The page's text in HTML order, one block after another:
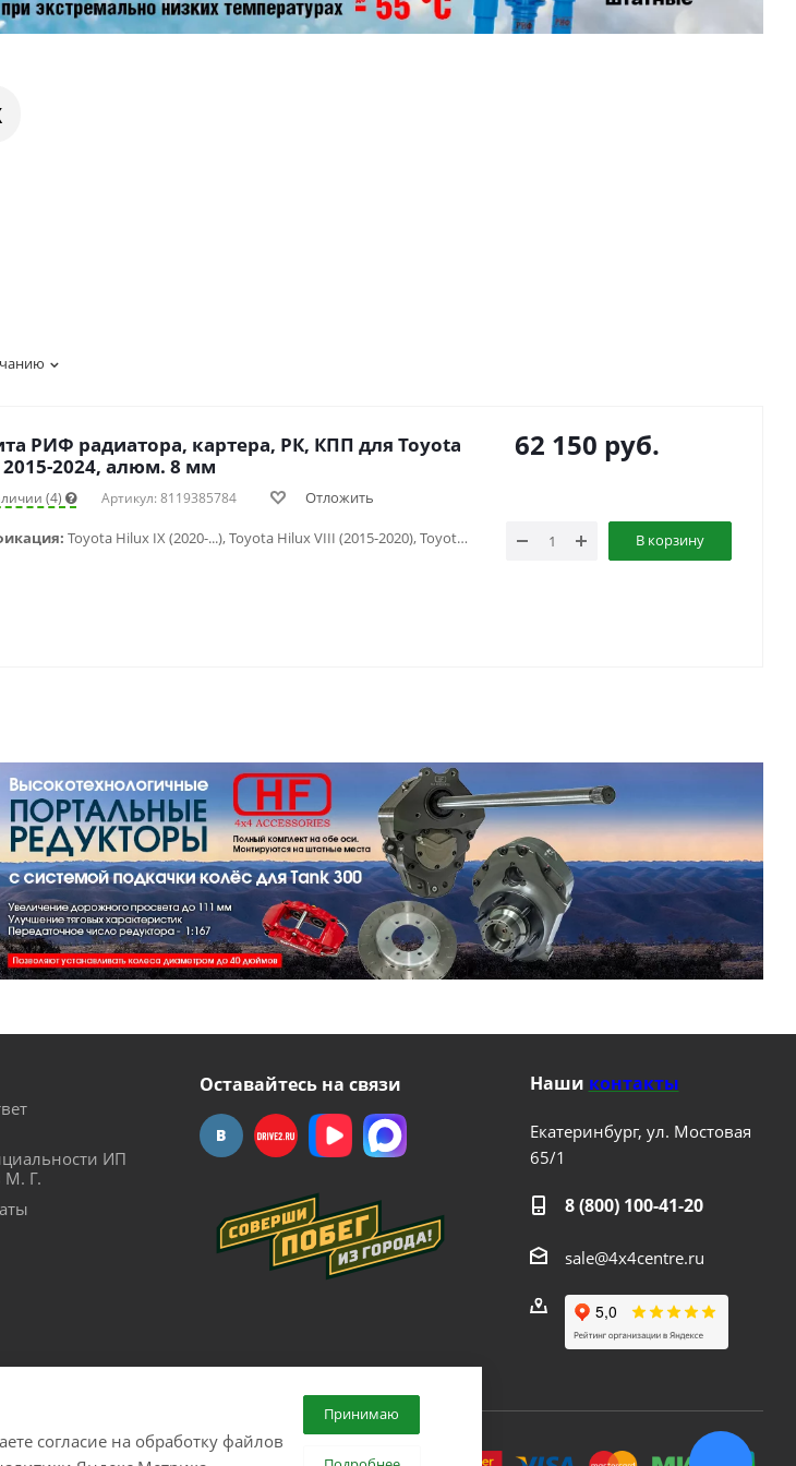
РИФ радиатора, картера, РК, КПП для Toyota
2024, алюм. 8 мм
(4) Артикул: 8119385784 Отложить
Toyota Hilux IX (2020-...), Toyota Hilux VIII (2015-2020), Toyota Hilux VIII (2020-2023)
62 150 руб.
В корзину
ИП
М. Г.
Оставайтесь на связи Наши контакты
Екатеринбург, ул. Мостовая
65/1
8 (800) 100-41-20
sale@4x4centre.ru
России. Соверши побег из города!.
согласие на обработку файлов
Принимаю